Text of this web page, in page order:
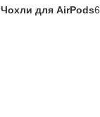
Чохли для AirPods6